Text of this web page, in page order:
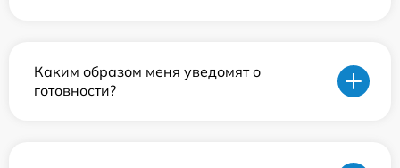
Каким образом меня уведомят о
готовности?